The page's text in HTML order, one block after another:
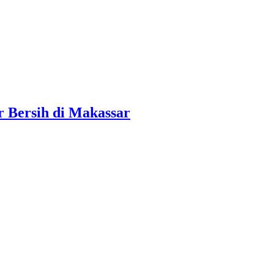
Bersih di Makassar